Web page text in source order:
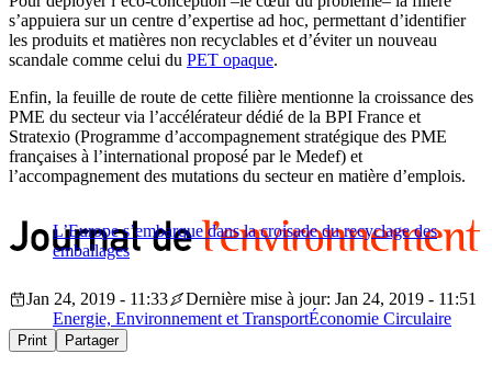
s’appuiera sur un centre d’expertise ad hoc, permettant d’identifier
les produits et matières non recyclables et d’éviter un nouveau
scandale comme celui du PET opaque.
Enfin, la feuille de route de cette filière mentionne la croissance des
PME du secteur via l’accélérateur dédié de la BPI France et
Stratexio (Programme d’accompagnement stratégique des PME
françaises à l’international proposé par le Medef) et
l’accompagnement des mutations du secteur en matière d’emplois.
L’Europe s’embarque dans la croisade du recyclage des
emballages
Jan 24, 2019 - 11:33
Dernière mise à jour: Jan 24, 2019 - 11:51
Energie, Environnement et TransportÉconomie Circulaire
Print Partager